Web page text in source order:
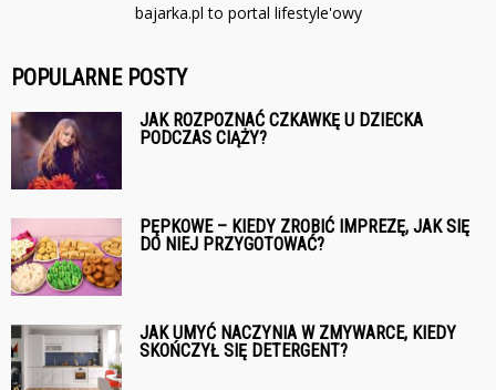
bajarka.pl to portal lifestyle'owy
POPULARNE POSTY
JAK ROZPOZNAĆ CZKAWKĘ U DZIECKA
PODCZAS CIĄŻY?
PĘPKOWE – KIEDY ZROBIĆ IMPREZĘ, JAK SIĘ
DO NIEJ PRZYGOTOWAĆ?
JAK UMYĆ NACZYNIA W ZMYWARCE, KIEDY
SKOŃCZYŁ SIĘ DETERGENT?